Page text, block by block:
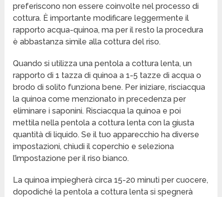
preferiscono non essere coinvolte nel processo di
cottura. È importante modificare leggermente il
rapporto acqua-quinoa, ma per il resto la procedura
è abbastanza simile alla cottura del riso.
Quando si utilizza una pentola a cottura lenta, un
rapporto di 1 tazza di quinoa a 1-5 tazze di acqua o
brodo di solito funziona bene. Per iniziare, risciacqua
la quinoa come menzionato in precedenza per
eliminare i saponini. Risciacqua la quinoa e poi
mettila nella pentola a cottura lenta con la giusta
quantità di liquido. Se il tuo apparecchio ha diverse
impostazioni, chiudi il coperchio e seleziona
l’impostazione per il riso bianco.
La quinoa impiegherà circa 15-20 minuti per cuocere,
dopodiché la pentola a cottura lenta si spegnerà